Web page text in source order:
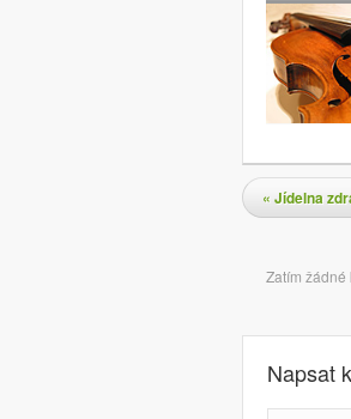
Navigace
« Jídelna
Zatím žádné
Napsat